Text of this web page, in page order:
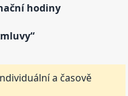
hodiny
a časově